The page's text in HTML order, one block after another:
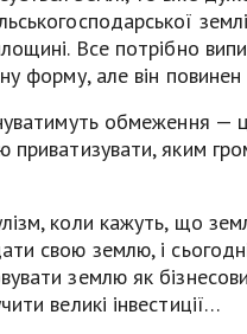
Все потрібно
форму, але він
обмеження —
приватизувати, яким
коли кажуть, що
свою землю, і
землю як
великі інвестиції…